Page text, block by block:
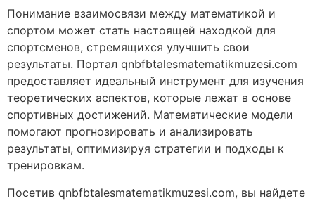
Понимание взаимосвязи между математикой и
спортом может стать настоящей находкой для
спортсменов, стремящихся улучшить свои
результаты. Портал qnbfbtalesmatematikmuzesi.com
предоставляет идеальный инструмент для изучения
теоретических аспектов, которые лежат в основе
спортивных достижений. Математические модели
помогают прогнозировать и анализировать
результаты, оптимизируя стратегии и подходы к
тренировкам.
Посетив qnbfbtalesmatematikmuzesi.com, вы найдете